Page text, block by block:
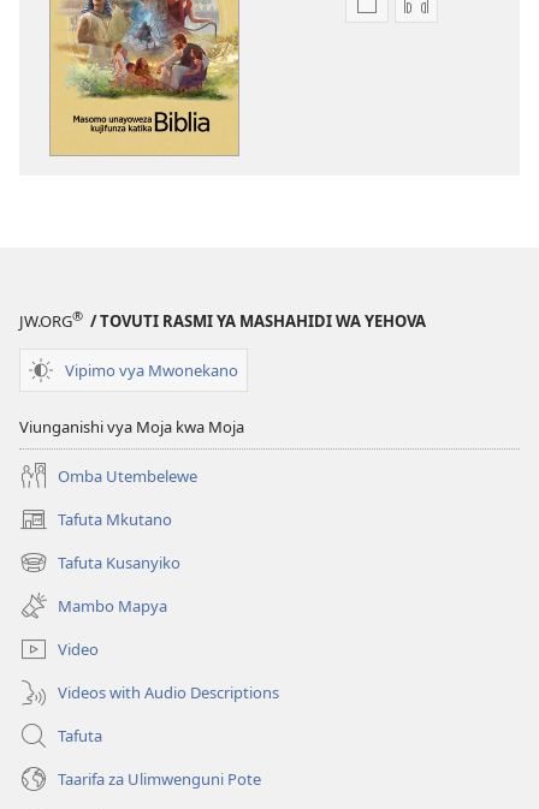
MbinuMbinu
JW.ORG® / TOVUTI RASMI YA MASHAHIDI WA YEHOVA
Vipimo vya Mwonekano
Viunganishi vya Moja kwa Moja
Omba Utembelewe
Tafuta Mkutano
(opens
new
window)
Tafuta Kusanyiko
(opens
new
window)
Mambo Mapya
Video
Videos with Audio Descriptions
Tafuta
Taarifa za Ulimwenguni Pote